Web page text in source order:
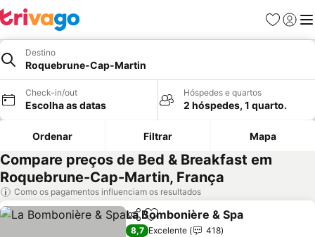
Favoritos
Iniciar
Destino
Roquebrune-Cap-Martin
Check-in/out
Escolha as datas
Hóspedes e quartos
2 hóspedes, 1 quarto.
Ordenar Filtrar Mapa
Compare preços de Bed & Breakfast em
Roquebrune-Cap-Martin, França
Como os pagamentos influenciam os resultados
PartilharAdicionar aos favoritos
La Bombonière & Spa
8,7 Excelente
418